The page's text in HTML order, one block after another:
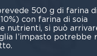
500 g di farina
con farina di soia
nutrienti, si può
l’impasto potrebbe